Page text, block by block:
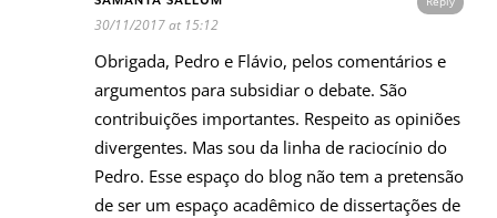
30/11/2017 at 15:12
Obrigada, Pedro e Flávio, pelos comentários e
argumentos para subsidiar o debate. São
contribuições importantes. Respeito as opiniões
divergentes. Mas sou da linha de raciocínio do
Pedro. Esse espaço do blog não tem a pretensão
de ser um espaço acadêmico de dissertações de